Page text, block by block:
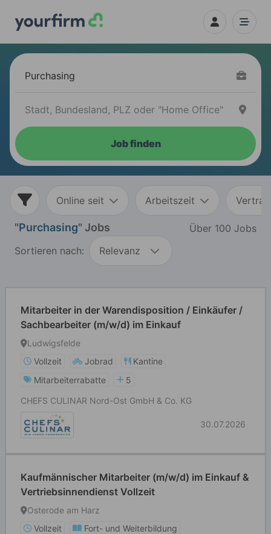
Job finden
Online seit Arbeitszeit
"Purchasing" Jobs
Über 100 Jobs
Sortieren nach:
Relevanz
Mitarbeiter in der Warendisposition / Einkäufer /
Sachbearbeiter (m/w/d) im Einkauf
Ludwigsfelde
Vollzeit
Jobrad
Kantine
Mitarbeiterrabatte
5
CHEFS CULINAR Nord-Ost GmbH & Co. KG
30.07.2026
Kaufmännischer Mitarbeiter (m/w/d) im Einkauf &
Vertriebsinnendienst Vollzeit
Osterode am Harz
Vollzeit
Fort- und Weiterbildung